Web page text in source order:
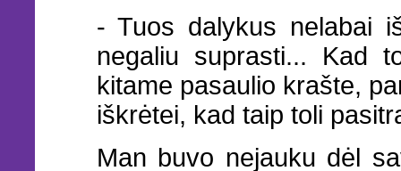
- Tuos dalykus nelabai
negaliu suprasti... Kad
kitame pasaulio krašte,
iškrėtei, kad taip toli
Man buvo nejauku dėl